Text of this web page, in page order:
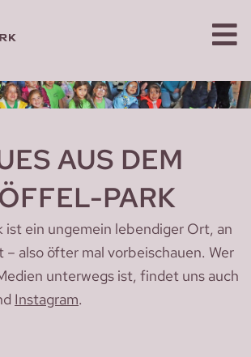
AUS DEM
PARK
ein ungemein lebendiger Ort, an
– also öfter mal vorbeischauen. Wer
unterwegs ist, findet uns auch
Instagram.